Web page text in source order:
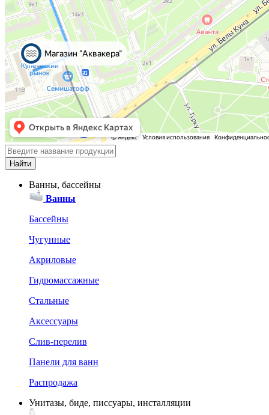
Ванны, бассейны
Ванны
Бассейны
Чугунные
Акриловые
Гидромассажные
Стальные
Аксессуары
Слив-перелив
Панели для ванн
Распродажа
Унитазы, биде, писсуары, инсталляции